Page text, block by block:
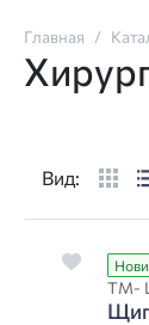
Главная
Вид:
ТМ-